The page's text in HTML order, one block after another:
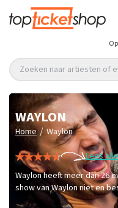
Zoeken naar artiesten of
WAYLON
Home / Waylon
Lees
Waylon heeft meer dan 26
show van Waylon niet en